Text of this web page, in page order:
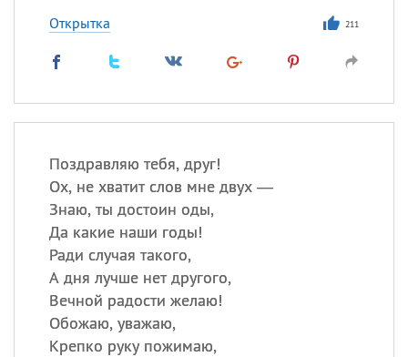
Открытка 211
Поздравляю тебя, друг!
Ох, не хватит слов мне двух —
Знаю, ты достоин оды,
Да какие наши годы!
Ради случая такого,
А дня лучше нет другого,
Вечной радости желаю!
Обожаю, уважаю,
Крепко руку пожимаю,